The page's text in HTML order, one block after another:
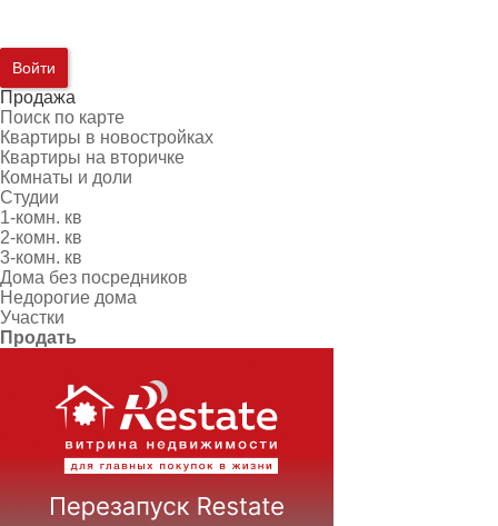
Войти
Продажа
Поиск по карте
Квартиры в новостройках
Квартиры на вторичке
Комнаты и доли
Студии
1-комн. кв
2-комн. кв
3-комн. кв
Дома без посредников
Недорогие дома
Участки
Продать